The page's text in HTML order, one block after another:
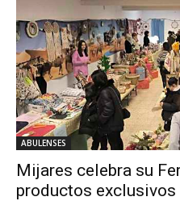
ABULENSES
Mijares celebra su
productos